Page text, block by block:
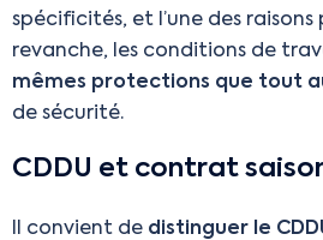
spécificités, et l’une des
revanche, les conditions de
mêmes protections que tout
de sécurité.
CDDU et contrat
Il convient de distinguer le